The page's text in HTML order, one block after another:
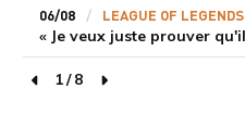
06/08 LEAGUE OF LEGENDS
page précédente
1/8
page suivante